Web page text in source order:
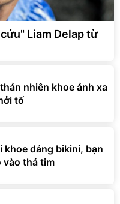
Liam Delap từ
nhiên khoe ảnh xa
tố
khoe dáng bikini, bạn
vào thả tim